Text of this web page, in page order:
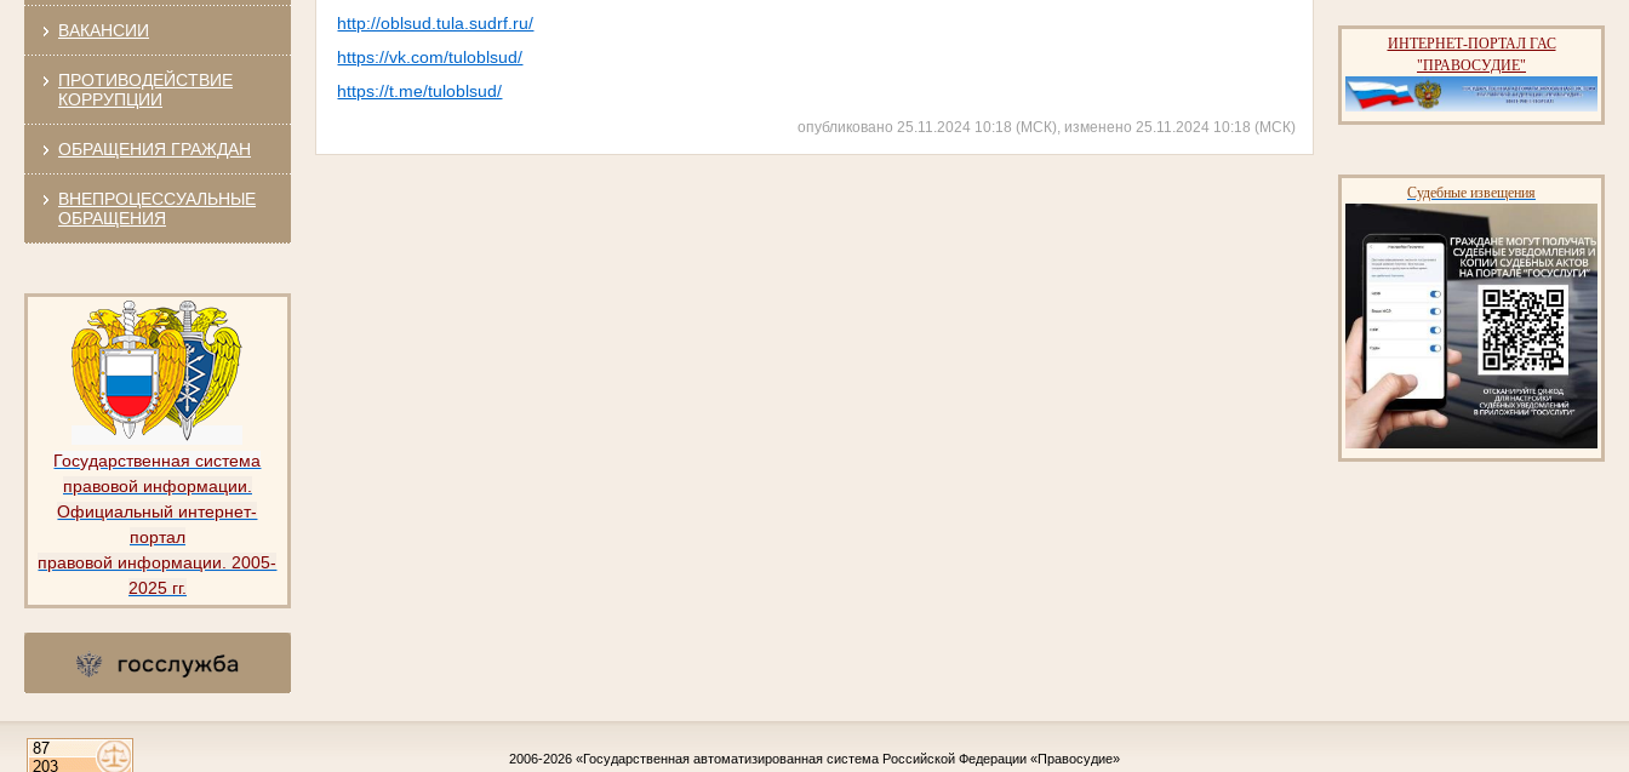
ВАКАНСИИ
ПРОТИВОДЕЙСТВИЕ
КОРРУПЦИИ
ОБРАЩЕНИЯ ГРАЖДАН
ВНЕПРОЦЕССУАЛЬНЫЕ
ОБРАЩЕНИЯ
Государственная система
правовой информации.
Официальный интернет-
портал
правовой информации. 2005-
2025 гг.
ИНТЕРНЕТ-ПОРТАЛ ГАС
"ПРАВОСУДИЕ"
Судебные извещения
http://oblsud.tula.sudrf.ru/
https://vk.com/tuloblsud/
https://t.me/tuloblsud/
опубликовано 25.11.2024 10:18 (МСК), изменено 25.11.2024 10:18 (МСК)
2006-2026 «Государственная автоматизированная система Российской Федерации «Правосудие»